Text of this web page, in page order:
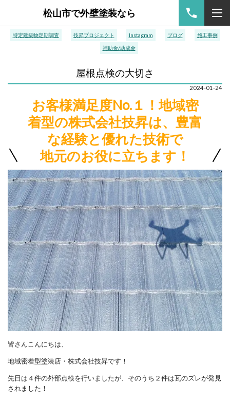
松山市で外壁塗装なら
特定建築物定期調査 技昇プロジェクト Instagram ブログ 施工事例
補助金/助成金
屋根点検の大切さ
2024-01-24
お客様満足度No.１！地域密
着型の株式会社技昇は、豊富
な経験と優れた技術で
地元のお役に立ちます！
皆さんこんにちは、
地域密着型塗装店・株式会社技昇です！
先日は４件の外部点検を行いましたが、そのうち２件は瓦のズレが発見
されました！